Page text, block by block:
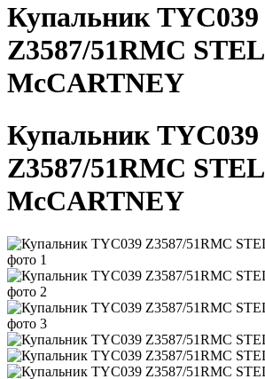
Купальник TYC039
Z3587/51RMC
McCARTNEY
Купальник TYC039
Z3587/51RMC
McCARTNEY